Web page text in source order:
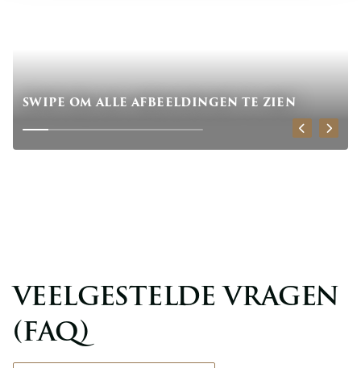
SWIPE OM ALLE AFBEELDINGEN TE ZIEN
VEELGESTELDE VRAGEN
(FAQ)